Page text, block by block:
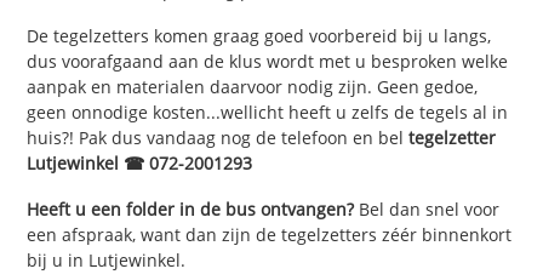
De tegelzetters komen graag goed voorbereid bij u langs,
dus voorafgaand aan de klus wordt met u besproken welke
aanpak en materialen daarvoor nodig zijn. Geen gedoe,
geen onnodige kosten...wellicht heeft u zelfs de tegels al in
huis?! Pak dus vandaag nog de telefoon en beltegelzetter
Lutjewinkel ☎ 072-2001293
Heeft u een folder in de bus ontvangen?Bel dan snel voor
een afspraak, want dan zijn de tegelzetters zéér binnenkort
bij u in Lutjewinkel.